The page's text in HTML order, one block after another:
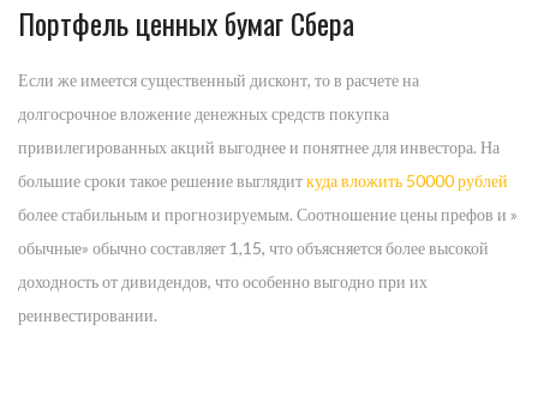
Портфель ценных бумаг Сбера
Если же имеется существенный дисконт, то в расчете на
долгосрочное вложение денежных средств покупка
привилегированных акций выгоднее и понятнее для инвестора. На
большие сроки такое решение выглядиткуда вложить 50000 рублей
более стабильным и прогнозируемым. Соотношение цены префов и »
обычные» обычно составляет 1,15, что объясняется более высокой
доходность от дивидендов, что особенно выгодно при их
реинвестировании.